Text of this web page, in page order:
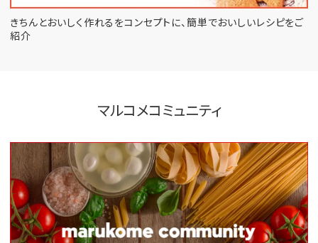
きちんとおいしく作れるをコンセプトに、 簡単でおいしいレシピをご
紹介
マルコメコミュニティ